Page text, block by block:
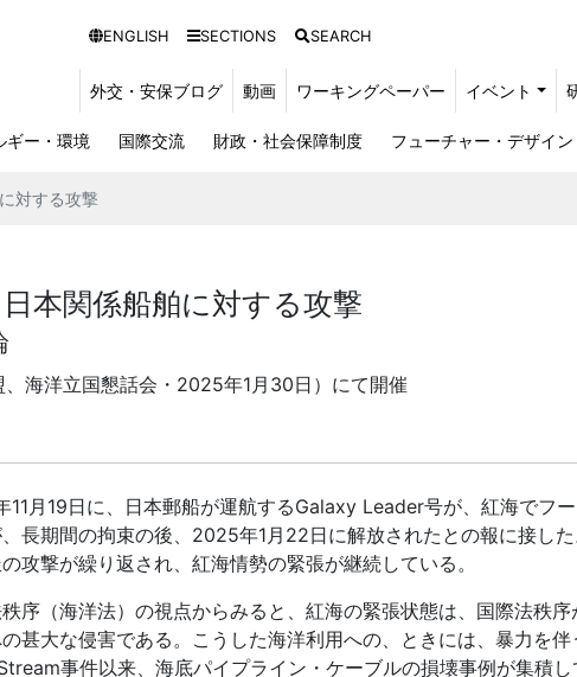
ENGLISH SECTIONS SEARCH
外交・安保ブログ 動画 ワーキングペーパー イベント
ギー・環境 国際交流 財政・社会保障制度 フューチャー・デザイン
対する攻撃
本関係船舶に対する攻撃
海洋立国懇話会・2025年1 月 30日）にて開催
11 月 19日に、日本郵船が運航するGalaxy Leader号が、紅海でフ
長期間の拘束の後、2025年1月22日に解放されたとの報に接し
攻撃が繰り返され、紅海情勢の緊張が継続している。
序（海洋法）の視点からみると、紅海の緊張状態は、国際法秩
甚大な侵害である。こうした海洋利用への、ときには、暴力を伴
事件以来、海底パイプライン・ケーブルの損壊事例が集積